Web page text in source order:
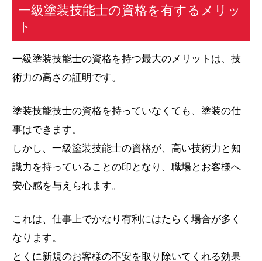
一級塗装技能士の資格を有するメリッ
ト
一級塗装技能士の資格を持つ最大のメリットは、技
術力の高さの証明です。
塗装技能技士の資格を持っていなくても、塗装の仕
事はできます。
しかし、一級塗装技能士の資格が、高い技術力と知
識力を持っていることの印となり、職場とお客様へ
安心感を与えられます。
これは、仕事上でかなり有利にはたらく場合が多く
なります。
とくに新規のお客様の不安を取り除いてくれる効果